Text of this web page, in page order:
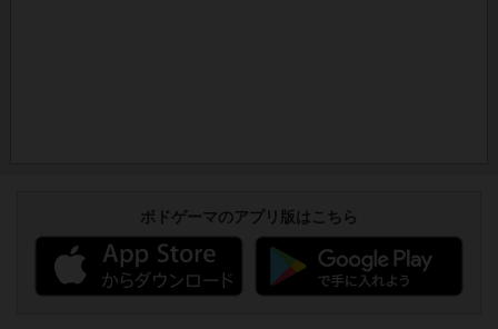
ボドゲーマのアプリ版はこちら